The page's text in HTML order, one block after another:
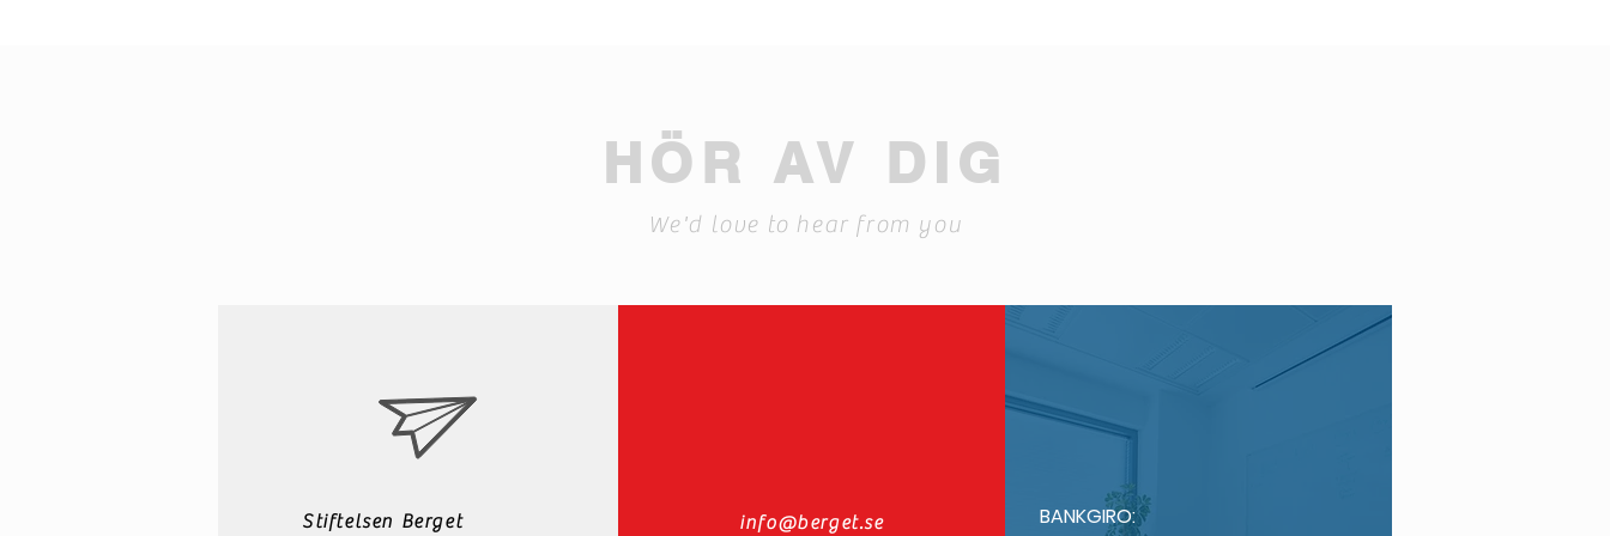
HÖR AV DIG
We'd love to hear from you
Stiftelsen Berget info@berget.se
BANKGIRO: